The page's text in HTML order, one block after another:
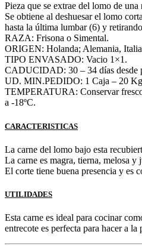
Pieza que se extrae del lomo de una
Se obtiene al deshuesar el lomo
hasta la última lumbar (6) y
RAZA: Frisona o Simental.
ORIGEN: Holanda; Alemania,
TIPO ENVASADO: Vacio 1×1.
CADUCIDAD: 30 – 34 días desde
UD. MIN.PEDIDO: 1 Caja – 20
TEMPERATURA: Conservar
a -18ºC.
CARACTERISTICAS
La carne del lomo bajo esta
La carne es magra, tierna, melosa y
El corte tiene buena presencia y es
UTILIDADES
Esta carne es ideal para cocinar
entrecote es perfecta para hacer a